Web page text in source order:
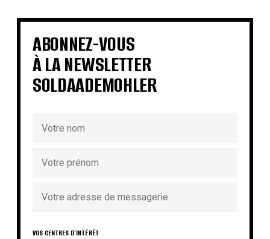
€
€
€ € €
€ €
ABONNEZ-VOUS
À LA NEWSLETTER
SOLDAADEMOHLER
VOS CENTRES D'INTÉRÊT